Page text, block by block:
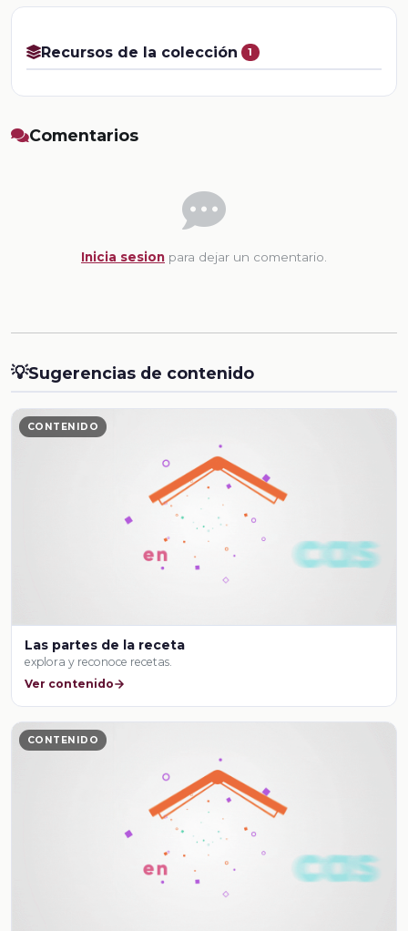
Recursos de la colección 1
Comentarios
Inicia sesion para dejar un comentario.
💡Sugerencias de contenido
CONTENIDO
Las partes de la receta
explora y reconoce recetas.
Ver contenido
CONTENIDO